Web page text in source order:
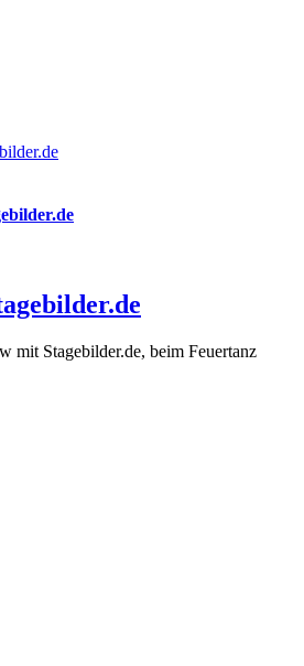
mit Stagebilder.de, beim Feuertanz